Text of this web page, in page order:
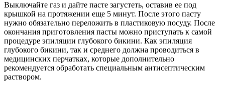
Выключайте газ и дайте пасте загустеть, оставив ее под
крышкой на протяжении еще 5 минут. После этого пасту
нужно обязательно переложить в пластиковую посуду. После
окончания приготовления пасты можно приступать к самой
процедуре эпиляции глубокого бикини. Как эпиляция
глубокого бикини, так и среднего должна проводиться в
медицинских перчатках, которые дополнительно
рекомендуется обработать специальным антисептическим
раствором.